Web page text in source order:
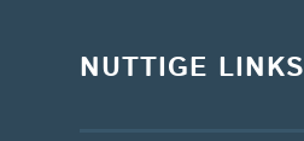
NUTTIGE LINKS